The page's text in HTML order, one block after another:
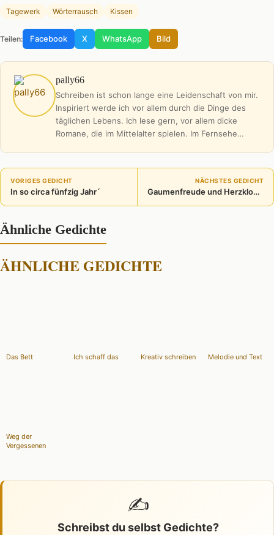
Tagewerk Wörterrausch Kissen
Teilen: Facebook X WhatsApp Bild
pally66
Schreiben ist schon lange eine Leidenschaft von mir.
Inspiriert werde ich vor allem durch die Dinge des
täglichen Lebens. Ich lese gern, vor allem dicke
Romane, die im Mittelalter spielen. Im Fernsehe…
VORIGES GEDICHT
In so circa fünfzig Jahr´
NÄCHSTES GEDICHT
Gaumenfreude und Herzklopfen
Ähnliche Gedichte
ÄHNLICHE GEDICHTE
Das Bett Ich schaff das Kreativ schreiben Melodie und Text
Weg der
Vergessenen
✍️
Schreibst du selbst Gedichte?